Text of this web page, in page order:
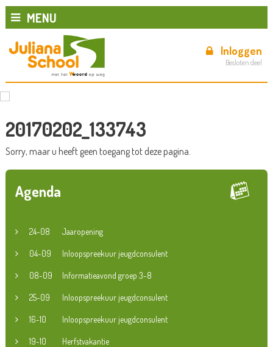
MENU
Inloggen
Besloten deel
20170202_133743
Sorry, maar u heeft geen toegang tot deze pagina.
Agenda
24-08 Jaaropening
04-09 Inloopspreekuur jeugdconsulent
08-09 Informatieavond groep 3-8
25-09 Inloopspreekuur jeugdconsulent
16-10 Inloopspreekuur jeugdconsulent
19-10 Herfstvakantie